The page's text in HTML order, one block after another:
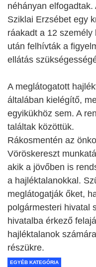
néhányan
Sziklai Erzsébet egy
ráakadt a 12 személy
után felhívták a
ellátás
A meglátogatott
általában kielégítő,
egyikükhöz sem. A
találtak közöttük.
Rákosmentén az
Vöröskereszt
akik a jövőben is
a hajléktalanokkal.
meglátogatják őket,
polgármesteri hivatal
hivatalba érkező
hajléktalanok
részükre.
EGYÉB KATEGÓRIA